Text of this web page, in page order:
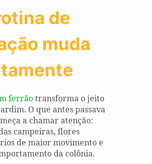
de
muda
ferrãotransforma o jeito
O que antes passava
a chamar atenção:
campeiras, flores
de maior movimento e
da colônia.